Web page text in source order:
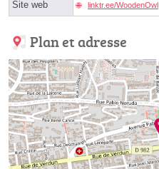
Site web linktr.ee/WoodenOwl
Plan et adresse